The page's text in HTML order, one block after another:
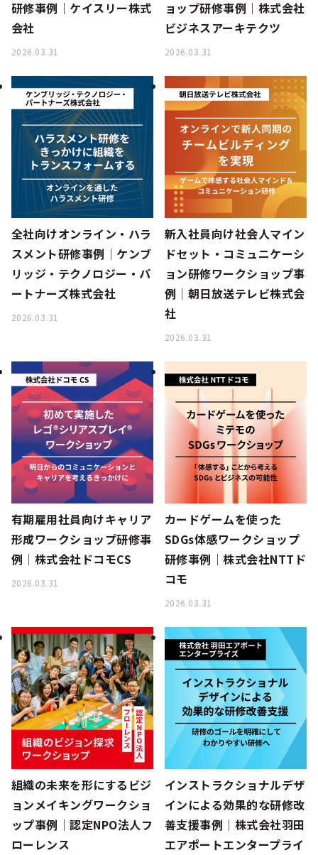
研修事例│ケイスリー株式
会社
2026.03.31
ョップ研修事例│株式会社
ビジネスアーキテクツ
2026.03.31
全社向けオンライン・ハラ
スメント研修事例│ケンブ
リッジ・テクノロジー・パ
ートナーズ株式会社
2026.03.31
新入社員向け社会人マイン
ドセット・コミュニケーシ
ョン研修ワークショップ事
例│朝日放送テレビ株式会
社
2026.03.31
有期雇用社員向けキャリア
形成ワークショップ研修事
例│株式会社ドコモCS
2026.03.31
カードゲームを使った
SDGs体感ワークショップ
研修事例│株式会社NTTド
コモ
2026.03.31
組織の未来を形にするビジ
ョンメイキングワークショ
ップ事例│認定NPO法人フ
ローレンス
インストラクショナルデザ
インによる効果的な研修改
善支援事例│株式会社羽田
エアポートエンタープライ